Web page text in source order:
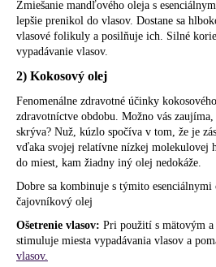
Zmiešanie mandľového oleja s
lepšie prenikol do vlasov. Dostane sa
vlasové folikuly a posilňuje ich. Silné
vypadávanie vlasov.
2) Kokosový olej
Fenomenálne zdravotné účinky
zdravotníctve obdobu. Možno vás
skrýva? Nuž, kúzlo spočíva v tom, že je
vďaka svojej relatívne nízkej molekulovej
do miest, kam žiadny iný olej nedokáže.
Dobre sa kombinuje s týmito
čajovníkový olej
Ošetrenie vlasov: Pri použití s mätovým
stimuluje miesta vypadávania vlasov a
vlasov.